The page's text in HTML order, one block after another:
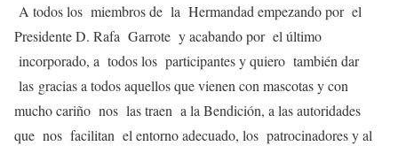
A todos los miembros de la Hermandad empezando por el
Presidente D. Rafa Garrote y acabando por el último
incorporado, a todos los participantes y quiero también dar
las gracias a todos aquellos que vienen con mascotas y con
mucho cariño nos las traen a la Bendición, a las autoridades
que nos facilitan el entorno adecuado, los patrocinadores y al